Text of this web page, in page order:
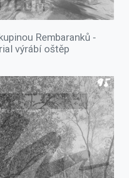
Rembaranků -
výrábí oštěp